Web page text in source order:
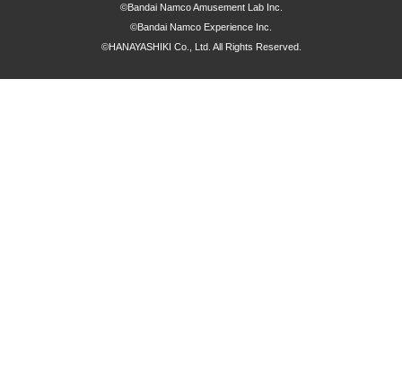
©Bandai Namco Amusement Lab Inc.
©Bandai Namco Experience Inc.
©HANAYASHIKI Co., Ltd. All Rights Reserved.